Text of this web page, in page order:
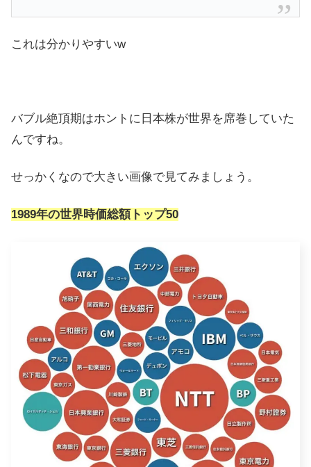
これは分かりやすいw
バブル絶頂期はホントに日本株が世界を席巻していた
んですね。
せっかくなので大きい画像で見てみましょう。
1989年の世界時価総額トップ50